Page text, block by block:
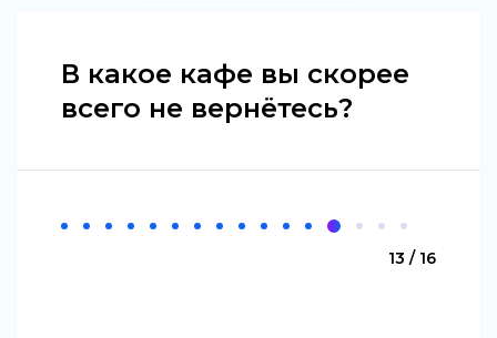
В какое кафе вы скорее
всего не вернётесь?
13 / 16